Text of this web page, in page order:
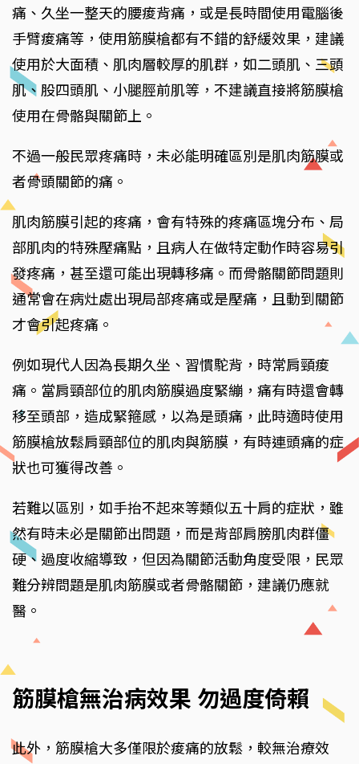
痛、久坐一整天的腰痠背痛，或是長時間使用電腦後
手臂痠痛等，使用筋膜槍都有不錯的舒緩效果，建議
使用於大面積、肌肉層較厚的肌群，如二頭肌、三頭
肌、股四頭肌、小腿脛前肌等，不建議直接將筋膜槍
使用在骨骼與關節上。
不過一般民眾疼痛時，未必能明確區別是肌肉筋膜或
者骨頭關節的痛。
肌肉筋膜引起的疼痛，會有特殊的疼痛區塊分布、局
部肌肉的特殊壓痛點，且病人在做特定動作時容易引
發疼痛，甚至還可能出現轉移痛。而骨骼關節問題則
通常會在病灶處出現局部疼痛或是壓痛，且動到關節
才會引起疼痛。
例如現代人因為長期久坐、習慣駝背，時常肩頸痠
痛。當肩頸部位的肌肉筋膜過度緊繃，痛有時還會轉
移至頭部，造成緊箍感，以為是頭痛，此時適時使用
筋膜槍放鬆肩頸部位的肌肉與筋膜，有時連頭痛的症
狀也可獲得改善。
若難以區別，如手抬不起來等類似五十肩的症狀，雖
然有時未必是關節出問題，而是背部肩膀肌肉群僵
硬、過度收縮導致，但因為關節活動角度受限，民眾
難分辨問題是肌肉筋膜或者骨骼關節，建議仍應就
醫。
筋膜槍無治病效果 勿過度倚賴
此外，筋膜槍大多僅限於痠痛的放鬆，較無治療效